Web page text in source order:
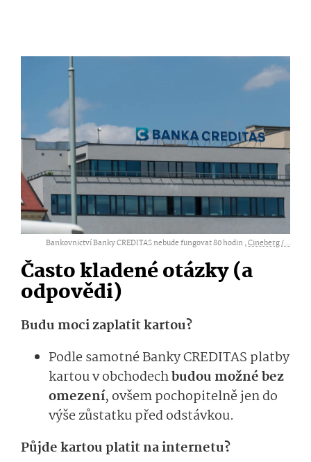
Bankovnictví Banky CREDITAS nebude fungovat 80 hodin ,Cineberg /...
Často kladené otázky (a
odpovědi)
Budu moci zaplatit kartou?
Podle samotné Banky CREDITAS platby
kartou v obchodechbudou možné bez
omezení, ovšem pochopitelně jen do
výše zůstatku před odstávkou.
Půjde kartou platit na internetu?